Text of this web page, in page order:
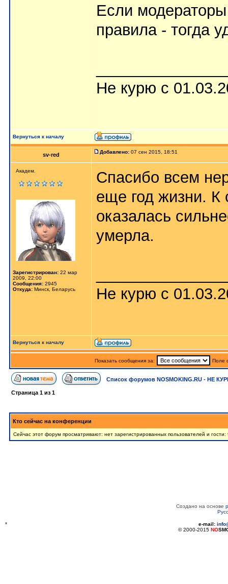
Если
правила - тогда
Не курю с
Вернуться к началу
sv-red Добавлено: 07 сен 2015, 18:51
Академ.
Зарегистрирован: 22 мар
2009, 22:00
Сообщения: 2945
Откуда: Минск, Беларусь
Спасибо всем
еще год жизни. К
оказалась
умерла.
Не курю с
Вернуться к началу
Показать сообщения за: Поле
Список форумов NOSMOKING.RU - НЕ
Страница 1 из 1
Кто сейчас на конференции
Сейчас этот форум просматривают: нет зарегистрированных пользователей и гости:
Создано на основе
* e-mail:
© 2000-2015 NO